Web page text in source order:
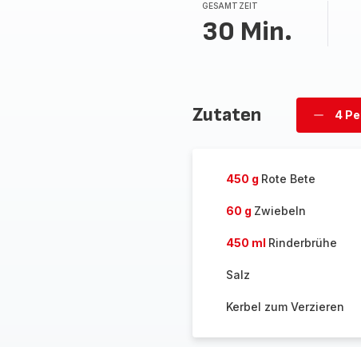
GESAMTZEIT
30 Min.
Zutaten 4
450 g Rote Bete
60 g Zwiebeln
450 ml Rinderbrühe
Salz
Kerbel zum Verzieren